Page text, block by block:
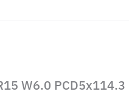
W6.0